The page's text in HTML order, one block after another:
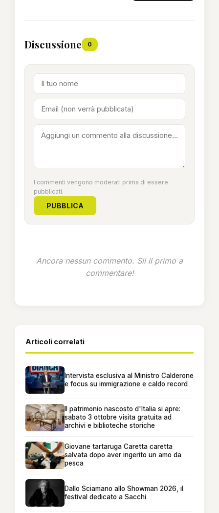
Discussione 0
I commenti vengono moderati prima di essere
pubblicati.
PUBBLICA
Ancora nessun commento. Sii il primo a
commentare!
Articoli correlati
Intervista esclusiva al Ministro Calderone
e focus su immigrazione e caldo record
Il patrimonio nascosto d'Italia si apre:
sabato 3 ottobre visita gratuita ad
archivi e biblioteche storiche
Giovane tartaruga Caretta caretta
salvata dopo aver ingerito un amo da
pesca
Dallo Sciamano allo Showman 2026, il
festival dedicato a Sacchi